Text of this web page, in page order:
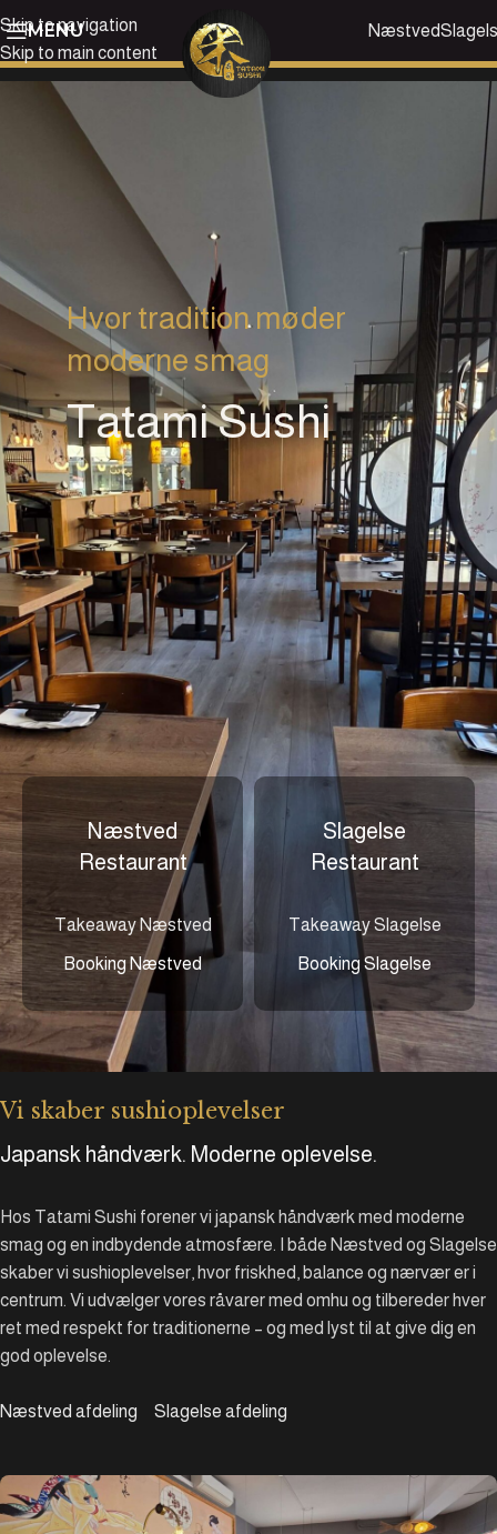
Skip to navigation
Skip to main content
MENU Næstved
Hvor tradition møder
moderne smag
Tatami Sushi
Næstved
Restaurant
Takeaway Næstved
Booking Næstved
Slagelse
Restaurant
Takeaway Slagelse
Booking Slagelse
Vi skaber sushioplevelser
Japansk håndværk. Moderne oplevelse.
Hos Tatami Sushi forener vi japansk håndværk med moderne
smag og en indbydende atmosfære. I både Næstved og Slagelse
skaber vi sushioplevelser, hvor friskhed, balance og nærvær er i
centrum. Vi udvælger vores råvarer med omhu og tilbereder hver
ret med respekt for traditionerne – og med lyst til at give dig en
god oplevelse.
Næstved afdeling Slagelse afdeling